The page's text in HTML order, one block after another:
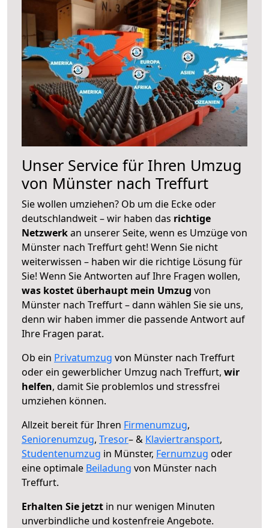
Unser Service für Ihren Umzug
von Münster nach Treffurt
Sie wollen umziehen? Ob um die Ecke oder
deutschlandweit – wir haben das richtige
Netzwerkan unserer Seite, wenn es Umzüge von
Münster nach Treffurt geht! Wenn Sie nicht
weiterwissen – haben wir die richtige Lösung für
Sie! Wenn Sie Antworten auf Ihre Fragen wollen,
was kostet überhaupt mein Umzug von
Münster nach Treffurt – dann wählen Sie sie uns,
denn wir haben immer die passende Antwort auf
Ihre Fragen parat.
Ob ein Privatumzug von Münster nach Treffurt
oder ein gewerblicher Umzug nach Treffurt, wir
helfen, damit Sie problemlos und stressfrei
umziehen können.
Allzeit bereit für Ihren Firmenumzug,
Seniorenumzug, Tresor– & Klaviertransport,
Studentenumzug in Münster, Fernumzug oder
eine optimale Beiladung von Münster nach
Treffurt.
Erhalten Sie jetzt in nur wenigen Minuten
unverbindliche und kostenfreie Angebote.